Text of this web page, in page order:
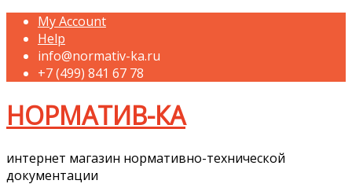
My Account
Help
info@normativ-ka.ru
+7 (499) 841 67 78
НОРМАТИВ-КА
интернет магазин нормативно-технической
документации